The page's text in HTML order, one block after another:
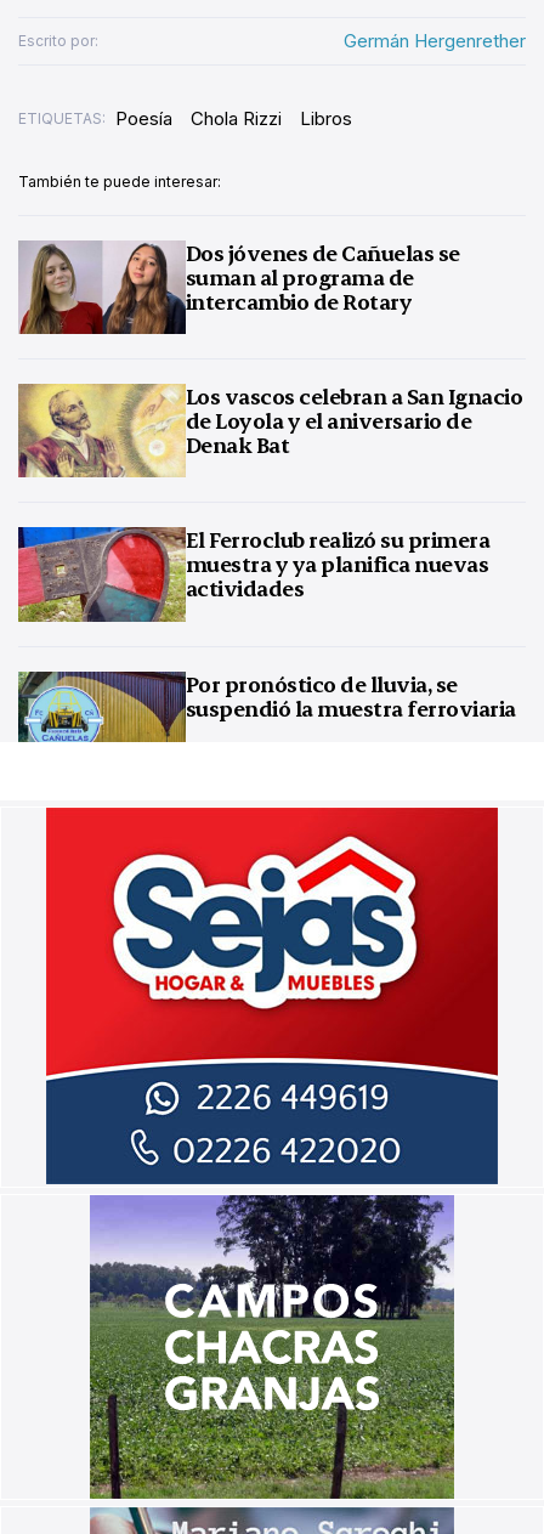
Escrito por: Germán Hergenrether
ETIQUETAS: Poesía Chola Rizzi Libros
También te puede interesar:
Dos jóvenes de Cañuelas se
suman al programa de
intercambio de Rotary
Los vascos celebran a San Ignacio
de Loyola y el aniversario de
Denak Bat
El Ferroclub realizó su primera
muestra y ya planifica nuevas
actividades
Por pronóstico de lluvia, se
suspendió la muestra ferroviaria